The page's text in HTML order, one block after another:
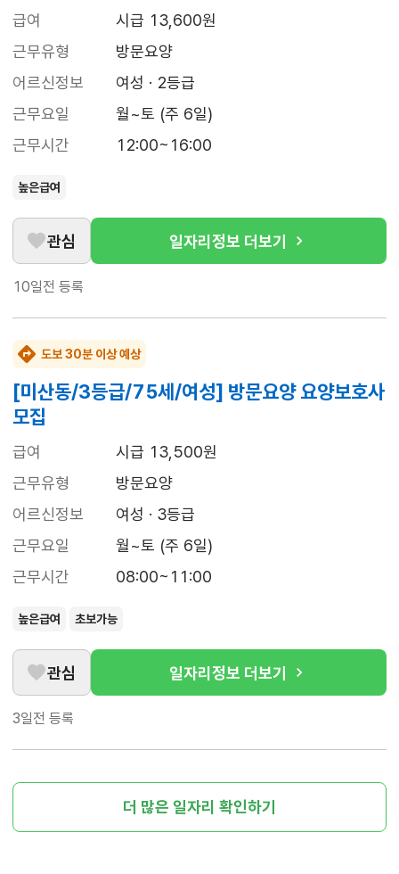
급여
시급 13,600원
근무유형
방문요양
어르신정보
여성 · 2등급
근무요일
월~토 (주 6일)
근무시간
12:00~16:00
높은급여
관심 일자리정보 더보기
10일전 등록
도보 30분 이상 예상
[미산동/3등급/75세/여성] 방문요양 요양보호사
모집
급여
시급 13,500원
근무유형
방문요양
어르신정보
여성 · 3등급
근무요일
월~토 (주 6일)
근무시간
08:00~11:00
높은급여 초보가능
관심 일자리정보 더보기
3일전 등록
더 많은 일자리 확인하기